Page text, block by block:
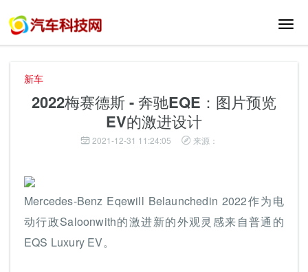
切
新车
2022梅赛德斯 - 奔驰EQE：图片预览
EV的激进设计
2021-12-31 11:24:05 来源：
Mercedes-Benz Eqewill Belaunchedin 2022作为电
动行政Saloonwith的激进新的外观灵感来自普通的
EQS Luxury EV。